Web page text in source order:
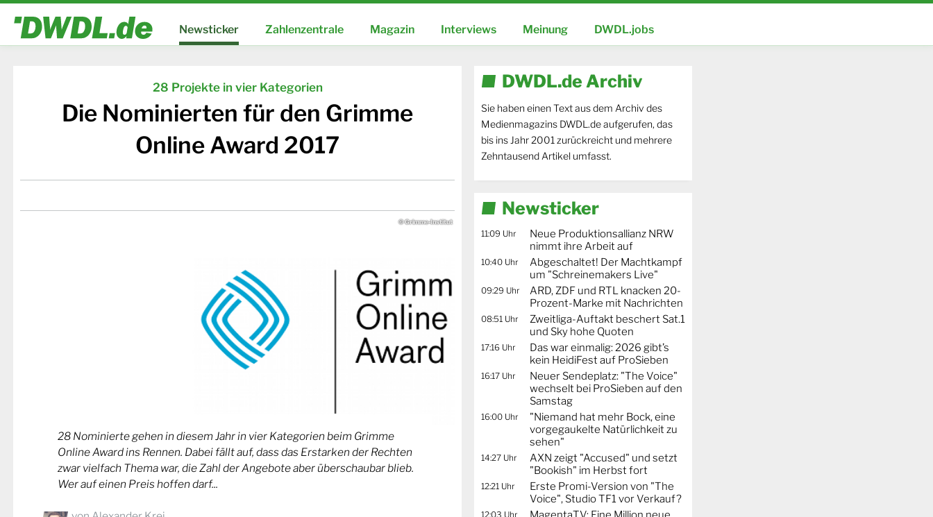
Newsticker Zahlenzentrale Magazin Interviews Meinung DWDL.jobs
28 Projekte in vier Kategorien
Die Nominierten für den Grimme
Online Award 2017
© Grimme-Institut
28 Nominierte gehen in diesem Jahr in vier Kategorien beim Grimme
Online Award ins Rennen. Dabei fällt auf, dass das Erstarken der Rechten
zwar vielfach Thema war, die Zahl der Angebote aber überschaubar blieb.
Wer auf einen Preis hoffen darf...
DWDL.de Archiv
Sie haben einen Text aus dem Archiv des
Medienmagazins DWDL.de aufgerufen, das
bis ins Jahr 2001 zurückreicht und mehrere
Zehntausend Artikel umfasst.
Newsticker
11:09 Uhr
Neue Produktionsallianz NRW
nimmt ihre Arbeit auf
10:40 Uhr
Abgeschaltet! Der Machtkampf
um "Schreinemakers Live"
09:29 Uhr
ARD, ZDF und RTL knacken 20-
Prozent-Marke mit Nachrichten
08:51 Uhr
Zweitliga-Auftakt beschert Sat.1
und Sky hohe Quoten
17:16 Uhr
Das war einmalig: 2026 gibt’s
kein HeidiFest auf ProSieben
16:17 Uhr
Neuer Sendeplatz: "The Voice"
wechselt bei ProSieben auf den
Samstag
16:00 Uhr
"Niemand hat mehr Bock, eine
vorgegaukelte Natürlichkeit zu
sehen"
14:27 Uhr
AXN zeigt "Accused" und setzt
"Bookish" im Herbst fort
12:21 Uhr
Erste Promi-Version von "The
Voice", Studio TF1 vor Verkauf?
12:03 Uhr